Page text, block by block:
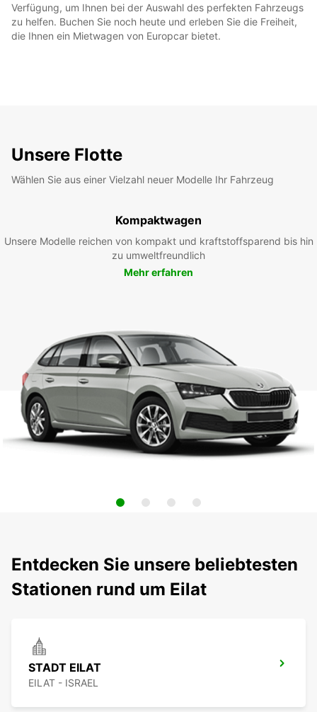
Verfügung, um Ihnen bei der Auswahl des perfekten Fahrzeugs
zu helfen. Buchen Sie noch heute und erleben Sie die Freiheit,
die Ihnen ein Mietwagen von Europcar bietet.
Unsere Flotte
Wählen Sie aus einer Vielzahl neuer Modelle Ihr Fahrzeug
Kompaktwagen
Unsere Modelle reichen von kompakt und kraftstoffsparend bis hin
zu umweltfreundlich
Mehr erfahren
Entdecken Sie unsere beliebtesten
Stationen rund um Eilat
STADT EILAT
EILAT - ISRAEL